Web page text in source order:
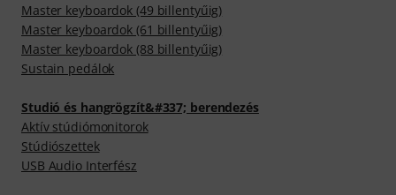
Master keyboardok (49 billentyűig)
Master keyboardok (61 billentyűig)
Master keyboardok (88 billentyűig)
Sustain pedálok
Studió és hangrögzít&#337; berendezés
Aktív stúdiómonitorok
Stúdiószettek
USB Audio Interfész